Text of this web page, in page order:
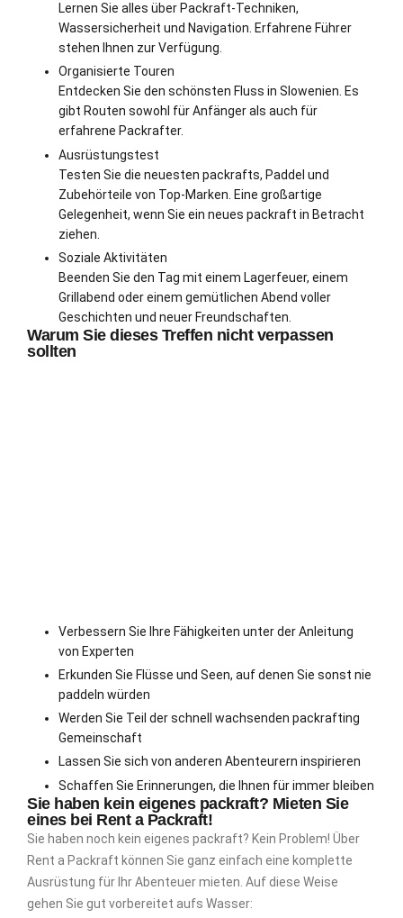
Lernen Sie alles über Packraft-Techniken,
Wassersicherheit und Navigation. Erfahrene Führer
stehen Ihnen zur Verfügung.
Organisierte Touren
Entdecken Sie den schönsten Fluss in Slowenien. Es
gibt Routen sowohl für Anfänger als auch für
erfahrene Packrafter.
Ausrüstungstest
Testen Sie die neuesten packrafts, Paddel und
Zubehörteile von Top-Marken. Eine großartige
Gelegenheit, wenn Sie ein neues packraft in Betracht
ziehen.
Soziale Aktivitäten
Beenden Sie den Tag mit einem Lagerfeuer, einem
Grillabend oder einem gemütlichen Abend voller
Geschichten und neuer Freundschaften.
Warum Sie dieses Treffen nicht verpassen
sollten
Verbessern Sie Ihre Fähigkeiten unter der Anleitung
von Experten
Erkunden Sie Flüsse und Seen, auf denen Sie sonst nie
paddeln würden
Werden Sie Teil der schnell wachsenden packrafting
Gemeinschaft
Lassen Sie sich von anderen Abenteurern inspirieren
Schaffen Sie Erinnerungen, die Ihnen für immer bleiben
Sie haben kein eigenes packraft? Mieten Sie
eines bei Rent a Packraft!
Sie haben noch kein eigenes packraft? Kein Problem! Über
Rent a Packraft können Sie ganz einfach eine komplette
Ausrüstung für Ihr Abenteuer mieten. Auf diese Weise
gehen Sie gut vorbereitet aufs Wasser: